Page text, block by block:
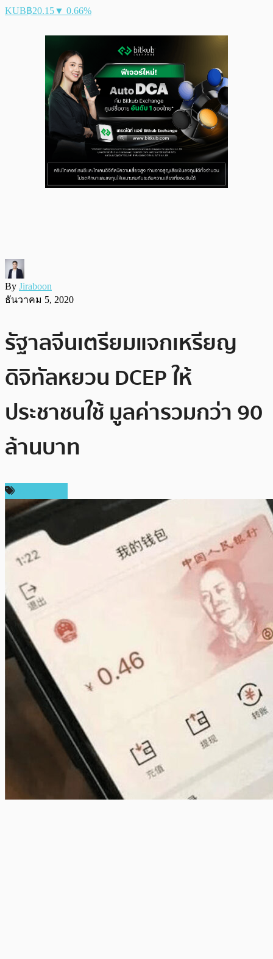
KUB฿20.15▼ 0.66%
By Jiraboon
ธันวาคม 5, 2020
รัฐาลจีนเตรียมแจกเหรียญ
ดิจิทัลหยวน DCEP ให้
ประชาชนใช้ มูลค่ารวมกว่า 90
ล้านบาท